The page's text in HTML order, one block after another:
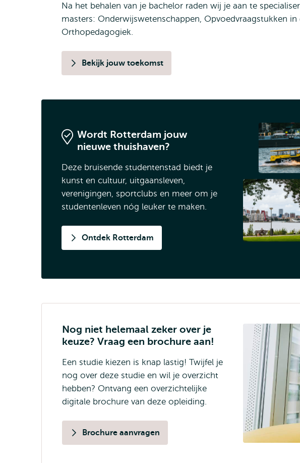
Na het behalen van je bachelor raden wij je aan te
masters: Onderwijswetenschappen, Opvoedvraagstukken in
Orthopedagogiek.
Bekijk jouw toekomst
Wordt Rotterdam jouw
nieuwe thuishaven?
Deze bruisende studentenstad biedt je
kunst en cultuur, uitgaansleven,
verenigingen, sportclubs en meer om je
studentenleven nóg leuker te maken.
Ontdek Rotterdam
Nog niet helemaal zeker over je
keuze? Vraag een brochure aan!
Een studie kiezen is knap lastig! Twijfel je
nog over deze studie en wil je overzicht
hebben? Ontvang een overzichtelijke
digitale brochure van deze opleiding.
Brochure aanvragen